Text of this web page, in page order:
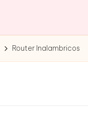
Router Inalambricos